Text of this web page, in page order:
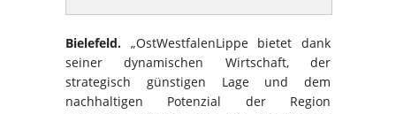
Bielefeld. „OstWestfalenLippe bietet dank
seiner dynamischen Wirtschaft, der
strategisch günstigen Lage und dem
nachhaltigen Potenzial der Region